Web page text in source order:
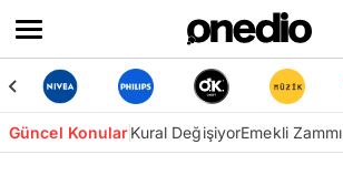
Güncel KonularKural DeğişiyorEmekli Zammı